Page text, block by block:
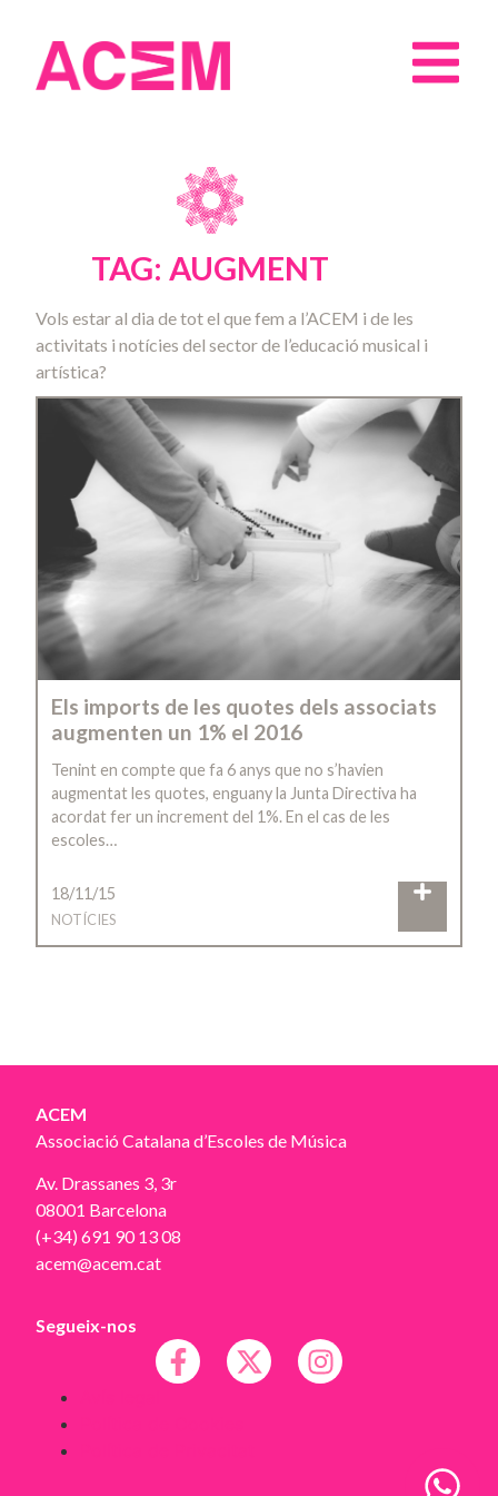
TAG: AUGMENT
Vols estar al dia de tot el que fem a l’ACEM i de les
activitats i notícies del sector de l’educació musical i
artística?
Els imports de les quotes dels associats
augmenten un 1% el 2016
Tenint en compte que fa 6 anys que no s’havien
augmentat les quotes, enguany la Junta Directiva ha
acordat fer un increment del 1%. En el cas de les
escoles…
18/11/15
NOTÍCIES
ACEM
Associació Catalana d’Escoles de Música
Av. Drassanes 3, 3r
08001 Barcelona
(+34) 691 90 13 08
acem@acem.cat
Segueix-nos